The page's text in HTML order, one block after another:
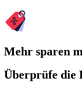
Mehr sparen
Überprüfe die